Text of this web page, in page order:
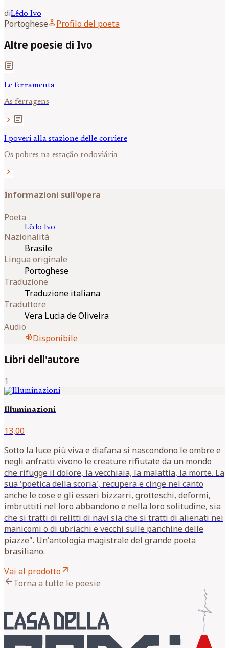
diLêdo Ivo
Portogheseperson Profilo del poeta
Altre poesie di Ivo
article
Le ferramenta
As ferragens
chevron_right article
I poveri alla stazione delle corriere
Os pobres na estação rodoviária
chevron_right
Informazioni sull'opera
Poeta
Lêdo Ivo
Nazionalità
Brasile
Lingua originale
Portoghese
Traduzione
Traduzione italiana
Traduttore
Vera Lucia de Oliveira
Audio
volume_upDisponibile
Libri dell'autore
1
Illuminazioni
13,00
Sotto la luce più viva e diafana si nascondono le ombre e
negli anfratti vivono le creature rifiutate da un mondo
che rifugge il dolore, la vecchiaia, la malattia, la morte. La
sua 'poetica della scoria', recupera e cinge nel canto
anche le cose e gli esseri bizzarri, grotteschi, deformi,
imbruttiti nel loro abbandono e nella loro solitudine, sia
che si tratti di relitti di navi sia che si tratti di alienati nei
manicomi o di ubriachi e vecchi sulle panchine delle
piazze". Un'antologia magistrale del grande poeta
brasiliano.
Vai al prodottoarrow_outward
arrow_backTorna a tutte le poesie